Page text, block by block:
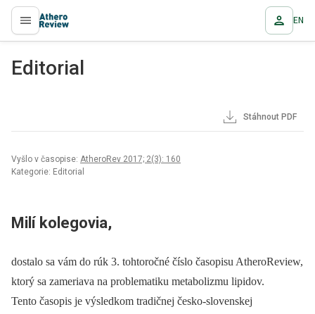
proLékaře.cz EN
Editorial
Stáhnout PDF
Vyšlo v časopise: AtheroRev 2017; 2(3): 160
Kategorie: Editorial
Milí kolegovia,
dostalo sa vám do rúk 3. tohtoročné číslo časopisu AtheroReview,
ktorý sa zameriava na problematiku metabolizmu lipidov.
Tento časopis je výsledkom tradičnej česko-slovenskej